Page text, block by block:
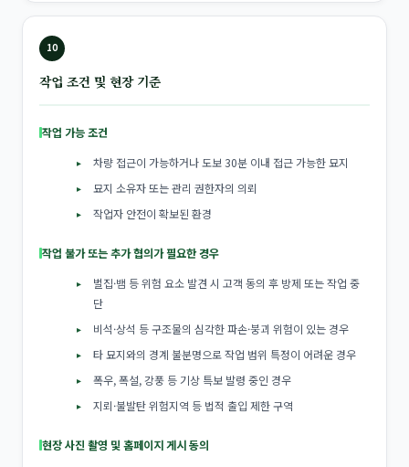
10
작업 조건 및 현장 기준
작업 가능 조건
차량 접근이 가능하거나 도보 30분 이내 접근 가능한 묘지
묘지 소유자 또는 관리 권한자의 의뢰
작업자 안전이 확보된 환경
작업 불가 또는 추가 협의가 필요한 경우
벌집·뱀 등 위험 요소 발견 시 고객 동의 후 방제 또는 작업 중
단
비석·상석 등 구조물의 심각한 파손·붕괴 위험이 있는 경우
타 묘지와의 경계 불분명으로 작업 범위 특정이 어려운 경우
폭우, 폭설, 강풍 등 기상 특보 발령 중인 경우
지뢰·불발탄 위험지역 등 법적 출입 제한 구역
현장 사진 촬영 및 홈페이지 게시 동의